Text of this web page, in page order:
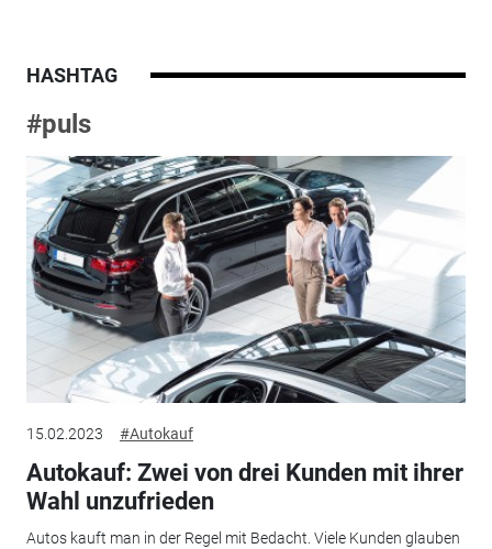
HASHTAG
#puls
15.02.2023 #Autokauf
Autokauf: Zwei von drei Kunden mit ihrer
Wahl unzufrieden
Autos kauft man in der Regel mit Bedacht. Viele Kunden glauben